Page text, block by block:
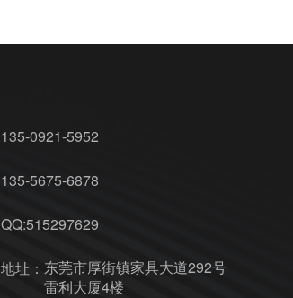
135-0921-5952
135-5675-6878
QQ:515297629
地址：东莞市厚街镇家具大道292号
雷利大厦4楼